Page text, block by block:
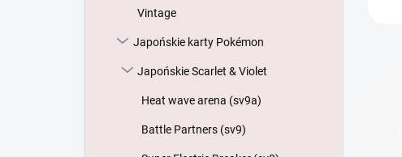
Vintage
Japońskie karty Pokémon
Japońskie Scarlet & Violet
Heat wave arena (sv9a)
Battle Partners (sv9)